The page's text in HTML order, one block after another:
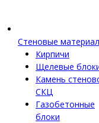
Стеновые
Кирпичи
Щелевые
Камень
СКЦ
Газобетонные
блоки